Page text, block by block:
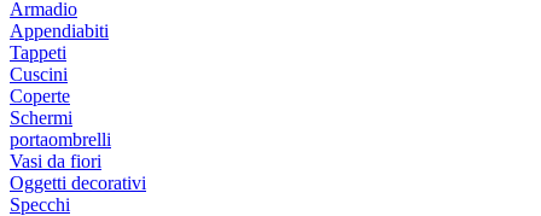
Armadio
Appendiabiti
Tappeti
Cuscini
Coperte
Schermi
portaombrelli
Vasi da fiori
Oggetti decorativi
Specchi